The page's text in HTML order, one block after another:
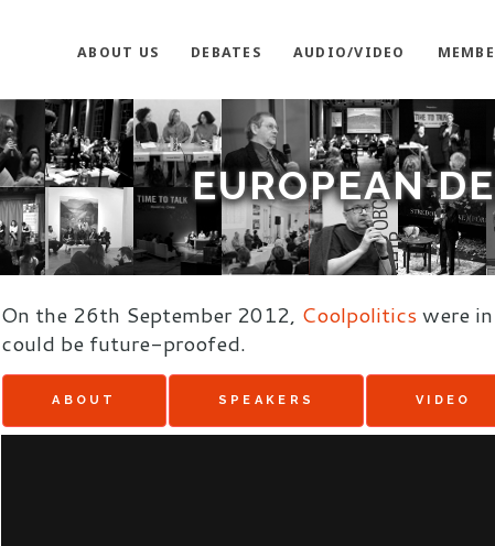
ABOUT US DEBATES AUDIO/VIDEO
EUROPEAN
On the 26th September 2012, Coolpoliticswere
could be future-proofed.
ABOUT SPEAKERS VIDEO